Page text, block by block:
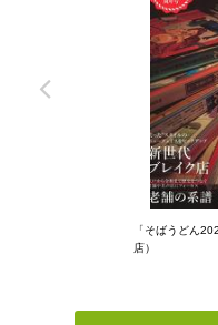
「そばうどん
店）